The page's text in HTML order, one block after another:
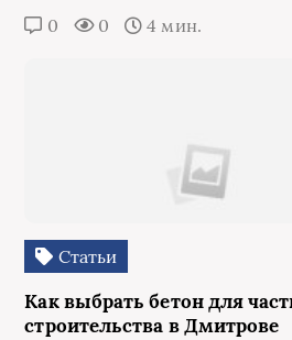
0 0 4 мин.
Статьи
Как выбрать бетон для
строительства в Дмитрове